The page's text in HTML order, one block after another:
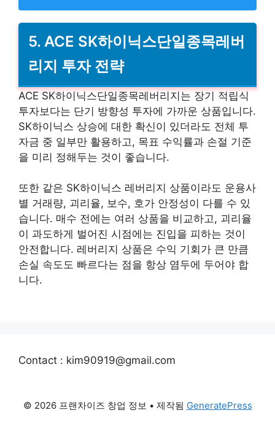
5. ACE SK하이닉스단일종목레버
리지 투자 전략
ACE SK하이닉스단일종목레버리지는 장기 적립식
투자보다는 단기 방향성 투자에 가까운 상품입니다.
SK하이닉스 상승에 대한 확신이 있더라도 전체 투
자금 중 일부만 활용하고, 목표 수익률과 손절 기준
을 미리 정해두는 것이 좋습니다.
또한 같은 SK하이닉스 레버리지 상품이라도 운용사
별 거래량, 괴리율, 보수, 호가 안정성이 다를 수 있
습니다. 매수 전에는 여러 상품을 비교하고, 괴리율
이 과도하게 벌어진 시점에는 진입을 피하는 것이
안전합니다. 레버리지 상품은 수익 기회가 큰 만큼
손실 속도도 빠르다는 점을 항상 염두에 두어야 합
니다.
Contact : kim90919@gmail.com
© 2026 프랜차이즈 창업 정보 • 제작됨 GeneratePress